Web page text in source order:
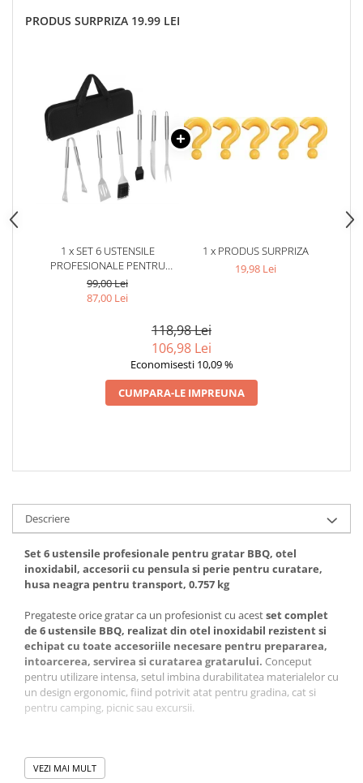
PRODUS SURPRIZA 19.99 LEI
1 x SET 6 USTENSILE
PROFESIONALE PENTRU
GRATAR BBQ, OTEL
INOXIDABIL, ACCESORII CU
CURATARE, HUSA NEAGRA
PENTRU TRANSPORT, 0.757
99,00 Lei
87,00 Lei
1 x PRODUS SURPRIZA
19,98 Lei
118,98 Lei
106,98 Lei
Economisesti 10,09 %
CUMPARA-LE IMPREUNA
Descriere
Set 6 ustensile profesionale pentru gratar BBQ, otel
inoxidabil, accesorii cu pensula si perie pentru curatare,
husa neagra pentru transport, 0.757 kg
Pregateste orice gratar ca un profesionist cu acestset complet
de 6 ustensile BBQ, realizat din otel inoxidabil rezistent si
echipat cu toate accesoriile necesare pentru prepararea,
intoarcerea, servirea si curatarea gratarului. Conceput
pentru utilizare intensa, setul imbina durabilitatea materialelor cu
un design ergonomic, fiind potrivit atat pentru gradina, cat si
pentru camping, picnic sau excursii.
VEZI MAI MULT